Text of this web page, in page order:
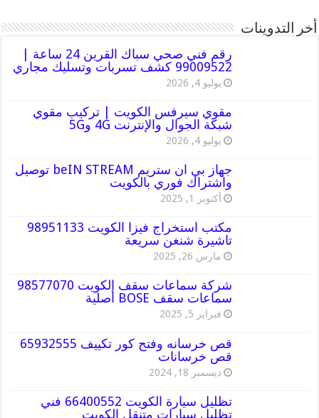
أخر التدوينات
رقم فني صحي سباك القرين 24 ساعة |
99009522 كشف تسربات وتسليك مجاري
يوليو 4, 2026
مقوي سيرفس الكويت | تركيب مقوي
شبكة الجوال والإنترنت 4G و5G
يوليو 4, 2026
جهاز بي ان ستريم beIN STREAM توصيل
واشتراك فوري بالكويت
أكتوبر 1, 2025
مكتب استخراج فيزا الكويت 98951133
تاشيرة شنغن سريعة
مارس 26, 2025
شركة سماعات سقف الكويت 98577070
سماعات سقف BOSE أصلية
فبراير 5, 2025
قص خرسانه وفتح كور تكييف 65932555
قص خرسانات
ديسمبر 18, 2024
تظليل سيارة الكويت 66400552 فني
تظليل سيارات متنقل الكويت